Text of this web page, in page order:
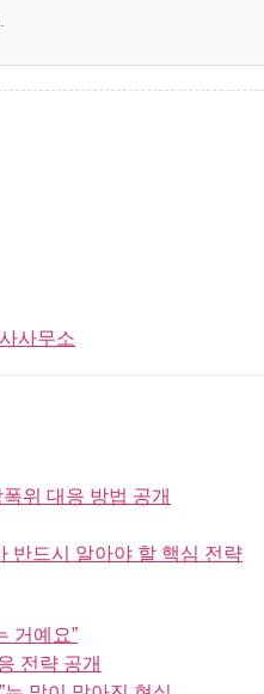
위 대응 방법 공개
반드시 알아야 할 핵심 전략
거예요”
전략 공개